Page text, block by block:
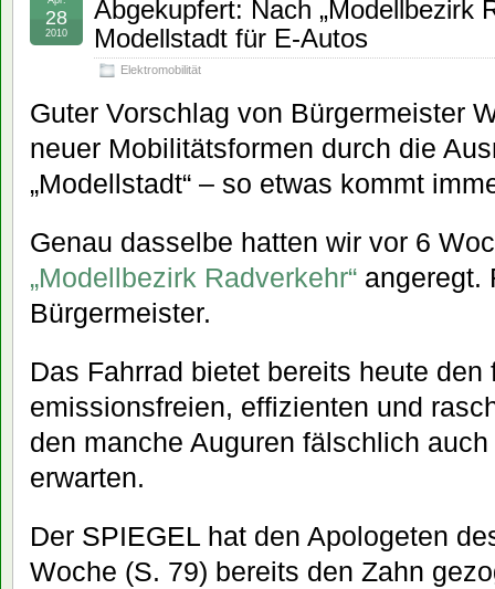
Abgekupfert: Nach „Modellbezirk
Modellstadt für E-Autos
Elektromobilität
28
2010
Guter Vorschlag von Bürgermeister
neuer Mobilitätsformen durch die
„Modellstadt“ – so etwas kommt
Genau dasselbe hatten wir vor 6
„Modellbezirk Radverkehr“ angeregt.
Bürgermeister.
Das Fahrrad bietet bereits heute den
emissionsfreien, effizienten und
den manche Auguren fälschlich
erwarten.
Der SPIEGEL hat den Apologeten
Woche (S. 79) bereits den Zahn